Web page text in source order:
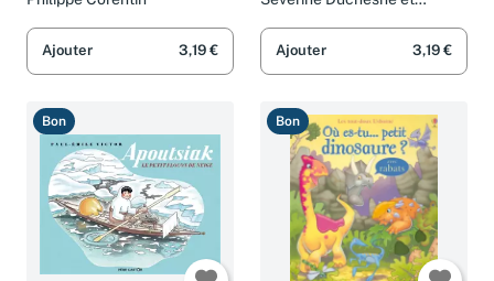
Ajouter 3,19 € Ajouter 3,19 €
Bon Bon